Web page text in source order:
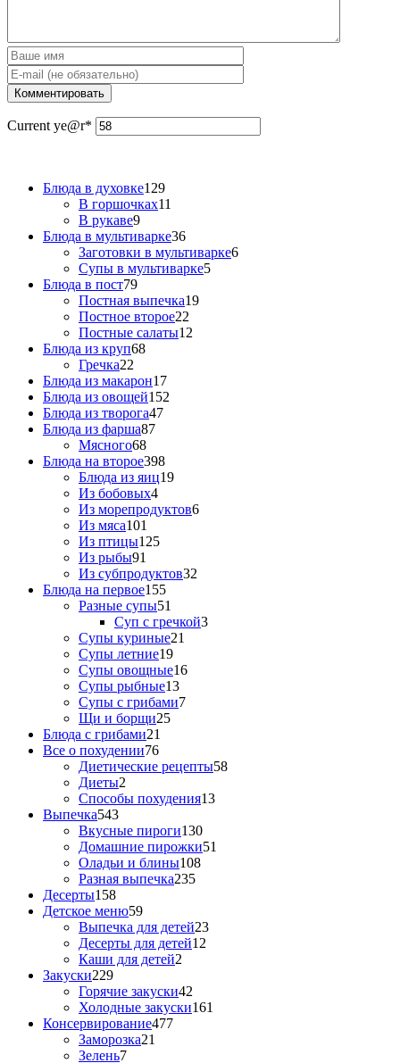
Current ye@r*
Блюда в духовке129
В горшочках11
В рукаве9
Блюда в мультиварке36
Заготовки в мультиварке6
Супы в мультиварке5
Блюда в пост79
Постная выпечка19
Постное второе22
Постные салаты12
Блюда из круп68
Гречка22
Блюда из макарон17
Блюда из овощей152
Блюда из творога47
Блюда из фарша87
Мясного68
Блюда на второе398
Блюда из яиц19
Из бобовых4
Из морепродуктов6
Из мяса101
Из птицы125
Из рыбы91
Из субпродуктов32
Блюда на первое155
Разные супы51
Суп с гречкой3
Супы куриные21
Супы летние19
Супы овощные16
Супы рыбные13
Супы с грибами7
Щи и борщи25
Блюда с грибами21
Все о похудении76
Диетические рецепты58
Диеты2
Способы похудения13
Выпечка543
Вкусные пироги130
Домашние пирожки51
Оладьи и блины108
Разная выпечка235
Десерты158
Детское меню59
Выпечка для детей23
Десерты для детей12
Каши для детей2
Закуски229
Горячие закуски42
Холодные закуски161
Консервирование477
Заморозка21
Зелень7